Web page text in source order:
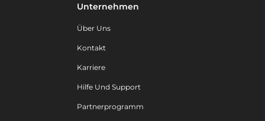
Unternehmen
Über Uns
Kontakt
Karriere
Hilfe Und Support
Partnerprogramm